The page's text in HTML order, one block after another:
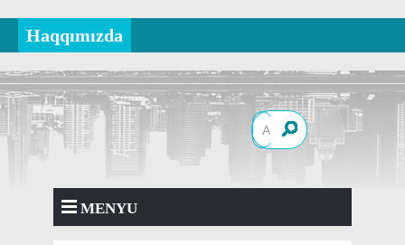
Haqqımızda
MENYU